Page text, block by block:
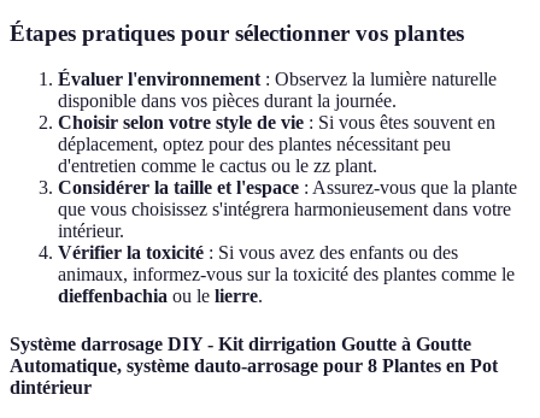
Étapes pratiques pour sélectionner vos plantes
Évaluer l'environnement : Observez la lumière naturelle
disponible dans vos pièces durant la journée.
Choisir selon votre style de vie : Si vous êtes souvent en
déplacement, optez pour des plantes nécessitant peu
d'entretien comme le cactus ou le zz plant.
Considérer la taille et l'espace : Assurez-vous que la plante
que vous choisissez s'intégrera harmonieusement dans votre
intérieur.
Vérifier la toxicité : Si vous avez des enfants ou des
animaux, informez-vous sur la toxicité des plantes comme le
dieffenbachia ou le lierre.
Système darrosage DIY - Kit dirrigation Goutte à Goutte
Automatique, système dauto-arrosage pour 8 Plantes en Pot
dintérieur